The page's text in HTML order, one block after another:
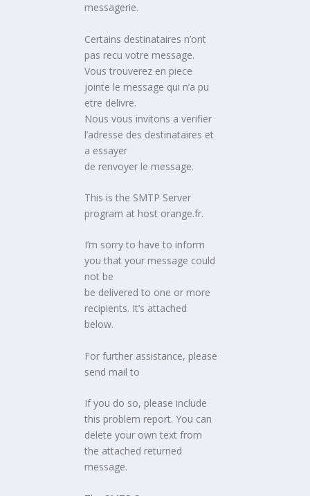
messagerie.
Certains destinataires n’ont
pas recu votre message.
Vous trouverez en piece
jointe le message qui n’a pu
etre delivre.
Nous vous invitons a verifier
l’adresse des destinataires et
a essayer
de renvoyer le message.
This is the SMTP Server
program at host orange.fr.
I’m sorry to have to inform
you that your message could
not be
be delivered to one or more
recipients. It’s attached
below.
For further assistance, please
send mail to
If you do so, please include
this problem report. You can
delete your own text from
the attached returned
message.